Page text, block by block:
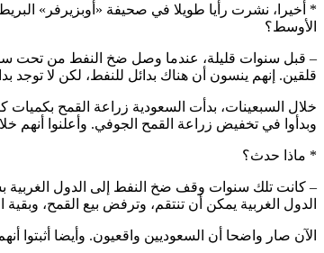
* أخيرا، نشرت رأيا طويلا في صحيفة «أوبزيرفر»
الأوسط؟
– قبل سنوات قليلة، عندما وصل ضخ النفط من تحت
قلقين. إنهم ينسون أن هناك بدائل للنفط، لكن لا توجد
خلال السبعينات، بدأت السعودية زراعة القمح بكميات
وبدأوا في تخفيض زراعة القمح الجوفي. وأعلنوا أنهم
* ماذا حدث؟
الدول الغربية يمكن أن تنتقم، وترفض بيع القمح،
الآن صار واضحا أن السعوديين واقعيون. وأيضا أثبتوا